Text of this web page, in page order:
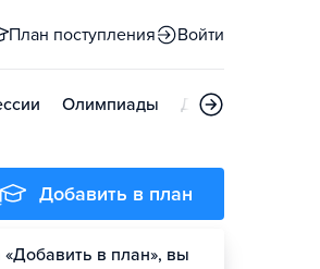
План поступления Войти
Олимпиады Дни открытых
Добавить в план
в план», вы